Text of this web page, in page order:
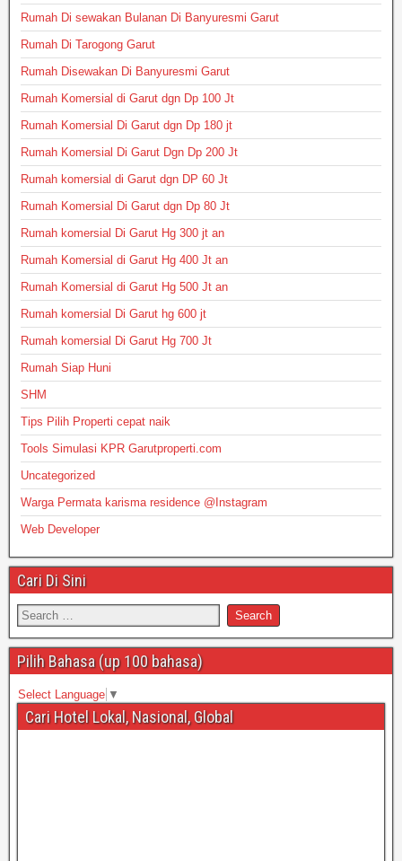
Rumah Di sewakan Bulanan Di Banyuresmi Garut
Rumah Di Tarogong Garut
Rumah Disewakan Di Banyuresmi Garut
Rumah Komersial di Garut dgn Dp 100 Jt
Rumah Komersial Di Garut dgn Dp 180 jt
Rumah Komersial Di Garut Dgn Dp 200 Jt
Rumah komersial di Garut dgn DP 60 Jt
Rumah Komersial Di Garut dgn Dp 80 Jt
Rumah komersial Di Garut Hg 300 jt an
Rumah Komersial di Garut Hg 400 Jt an
Rumah Komersial di Garut Hg 500 Jt an
Rumah komersial Di Garut hg 600 jt
Rumah komersial Di Garut Hg 700 Jt
Rumah Siap Huni
SHM
Tips Pilih Properti cepat naik
Tools Simulasi KPR Garutproperti.com
Uncategorized
Warga Permata karisma residence @Instagram
Web Developer
Cari Di Sini
Pilih Bahasa (up 100 bahasa)
Select Language ▼
Cari Hotel Lokal, Nasional, Global